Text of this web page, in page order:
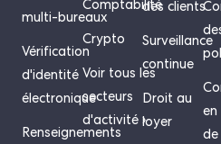
multi-bureaux
Vérification
d'identité
électronique
Renseignements
Comptabilité
Crypto
Voir tous les
secteurs
d'activité ›
des clients
Surveillance
continue
Droit au
loyer
en